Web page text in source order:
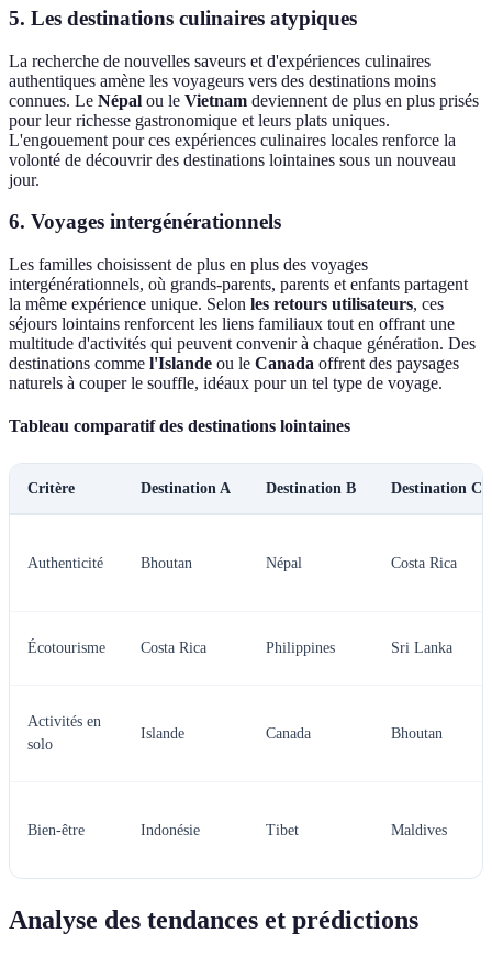
5. Les destinations culinaires atypiques
La recherche de nouvelles saveurs et d'expériences culinaires
authentiques amène les voyageurs vers des destinations moins
connues. Le Népal ou le Vietnam deviennent de plus en plus prisés
pour leur richesse gastronomique et leurs plats uniques.
L'engouement pour ces expériences culinaires locales renforce la
volonté de découvrir des destinations lointaines sous un nouveau
jour.
6. Voyages intergénérationnels
Les familles choisissent de plus en plus des voyages
intergénérationnels, où grands-parents, parents et enfants partagent
la même expérience unique. Selon les retours utilisateurs, ces
séjours lointains renforcent les liens familiaux tout en offrant une
multitude d'activités qui peuvent convenir à chaque génération. Des
destinations comme l'Islande ou le Canada offrent des paysages
naturels à couper le souffle, idéaux pour un tel type de voyage.
Tableau comparatif des destinations lointaines
Critère Destination A Destination B Destination C
Authenticité Bhoutan Népal Costa Rica
Écotourisme Costa Rica Philippines Sri Lanka
Activités en
solo
Islande Canada Bhoutan
Bien-être Indonésie Tibet Maldives
Analyse des tendances et prédictions